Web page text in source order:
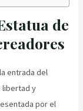
de
entrada del
libertad y
por el